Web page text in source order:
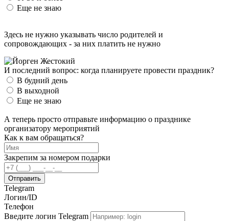
Еще не знаю
Здесь не нужно указывать число родителей и
сопровождающих - за них платить не нужно
И последний вопрос: когда планируете провести праздник?
В будний день
В выходной
Еще не знаю
А теперь просто отправьте информацию о празднике
организатору мероприятий
Как к вам обращаться?
Закрепим за номером подарки
Отправить
Telegram
Логин/ID
Телефон
Введите логин Telegram